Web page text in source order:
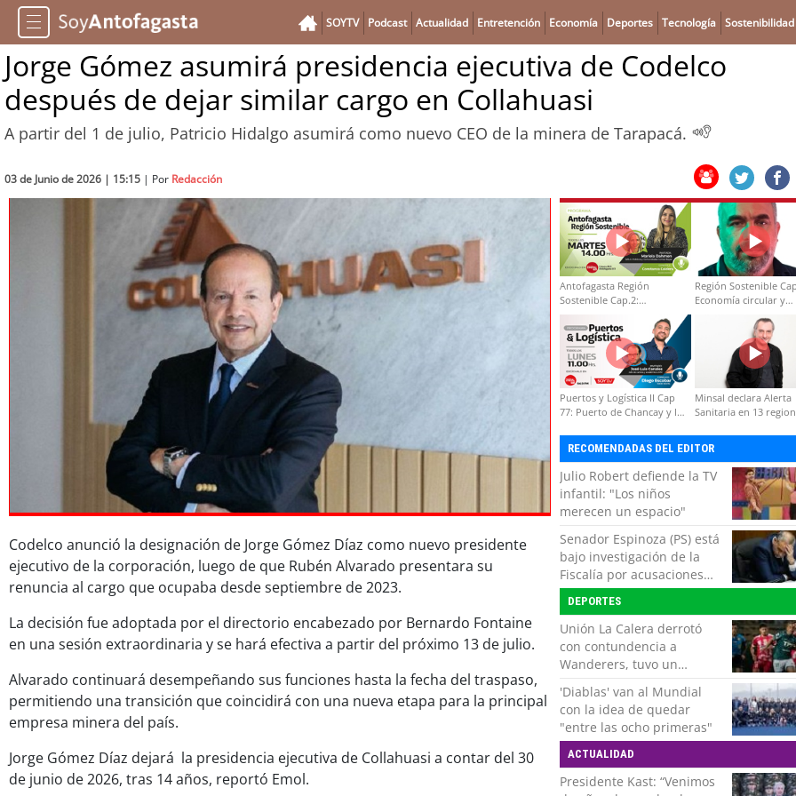
SOYTV Podcast Actualidad Entretención Economía Deportes Tecnología Sostenibilidad
Jorge Gómez asumirá presidencia ejecutiva de Codelco
después de dejar similar cargo en Collahuasi
A partir del 1 de julio, Patricio Hidalgo asumirá como nuevo CEO de la minera de Tarapacá.
03 de Junio de 2026 | 15:15 | Por Redacción
Codelco anunció la designación de Jorge Gómez Díaz como nuevo presidente
ejecutivo de la corporación, luego de que Rubén Alvarado presentara su
renuncia al cargo que ocupaba desde septiembre de 2023.
La decisión fue adoptada por el directorio encabezado por Bernardo Fontaine
en una sesión extraordinaria y se hará efectiva a partir del próximo 13 de julio.
Alvarado continuará desempeñando sus funciones hasta la fecha del traspaso,
permitiendo una transición que coincidirá con una nueva etapa para la principal
empresa minera del país.
Jorge Gómez Díaz dejará la presidencia ejecutiva de Collahuasi a contar del 30
de junio de 2026, tras 14 años, reportó Emol.
Antofagasta Región
Sostenible Cap.2:
Educación ambiental y
formación de capacidades
técnicas
Región Sostenible
Economía circular y
Puertos y Logística II Cap
77: Puerto de Chancay y la
Minsal declara Alerta
Sanitaria en 13
RECOMENDADAS DEL EDITOR
Julio Robert defiende la TV
infantil: "Los niños
merecen un espacio"
Senador Espinoza (PS) está
bajo investigación de la
Fiscalía por acusaciones
cruzadas de agresión con
su pareja
DEPORTES
Unión La Calera derrotó
con contundencia a
Wanderers, tuvo un
respiro y clasificó en Copa
Chile
'Diablas' van al Mundial
con la idea de quedar
"entre las ocho primeras"
ACTUALIDAD
Presidente Kast: “Venimos